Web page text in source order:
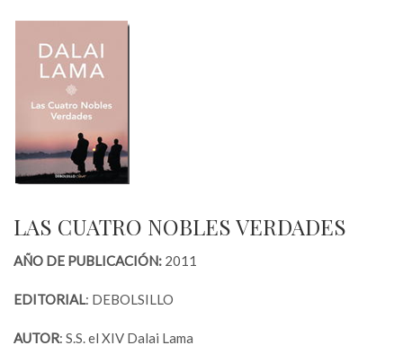
LAS CUATRO NOBLES VERDADES
AÑO DE PUBLICACIÓN: 2011
EDITORIAL: DEBOLSILLO
AUTOR: S.S. el XIV Dalai Lama